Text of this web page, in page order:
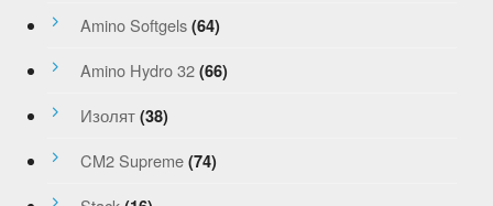
Amino Softgels (64)
Amino Hydro 32 (66)
Изолят (38)
CM2 Supreme (74)